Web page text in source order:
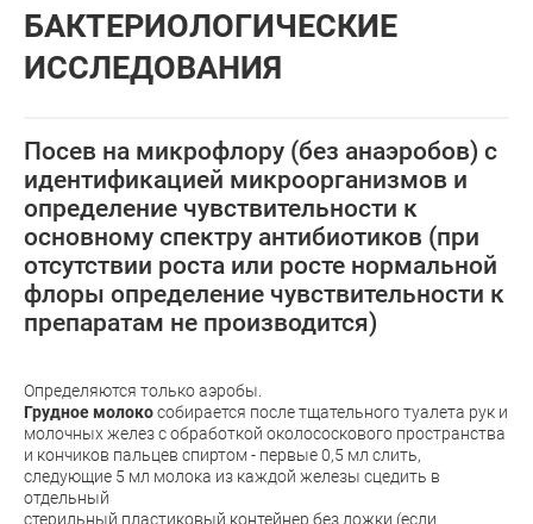
БАКТЕРИОЛОГИЧЕСКИЕ
ИССЛЕДОВАНИЯ
Посев на микрофлору (без анаэробов) с
идентификацией микроорганизмов и
определение чувствительности к
основному спектру антибиотиков (при
отсутствии роста или росте нормальной
флоры определение чувствительности к
препаратам не производится)
Определяются только аэробы.
Грудное молокособирается после тщательного туалета рук и
молочных желез с обработкой околососкового пространства
и кончиков пальцев спиртом - первые 0,5 мл слить,
следующие 5 мл молока из каждой железы сцедить в
отдельный
стерильный пластиковый контейнер без ложки (если